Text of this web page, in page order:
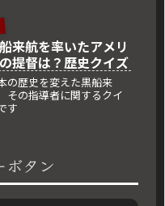
来航を率いたアメリ
提督は？歴史クイズ
の歴史を変えた黒船来
その指導者に関するクイ
す
ボタン